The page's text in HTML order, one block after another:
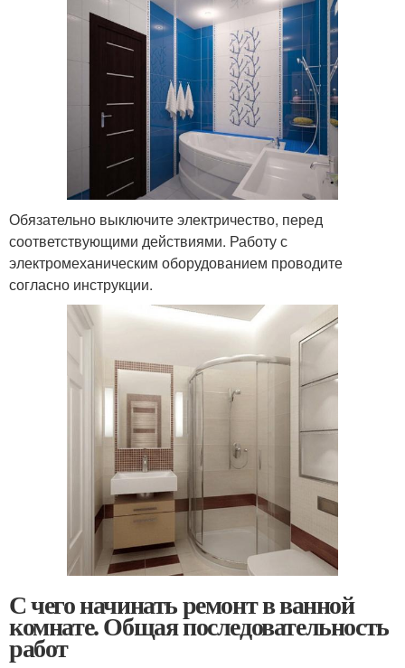
Обязательно выключите электричество, перед
соответствующими действиями. Работу с
электромеханическим оборудованием проводите
согласно инструкции.
С чего начинать ремонт в ванной
комнате. Общая последовательность
работ